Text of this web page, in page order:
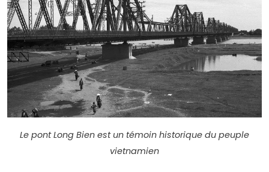
Le pont Long Bien est un témoin historique du peuple
vietnamien